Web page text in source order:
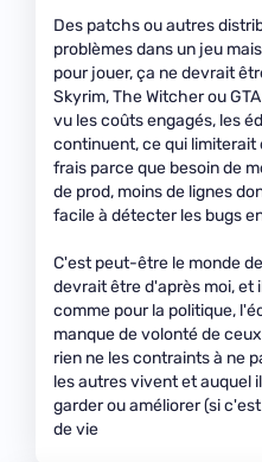
Des patchs ou autres
problèmes dans un jeu
pour jouer, ça ne devrait
Skyrim, The Witcher ou
vu les coûts engagés, les
continuent, ce qui limiterait
frais parce que besoin de
de prod, moins de lignes
facile à détecter les bugs
C'est peut-être le monde
devrait être d'après moi, et
comme pour la politique,
manque de volonté de
rien ne les contraints à ne
les autres vivent et auquel
garder ou améliorer (si
de vie